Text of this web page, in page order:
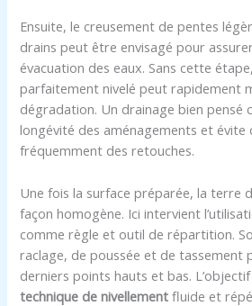
Ensuite, le creusement de pentes
drains peut être envisagé pour
évacuation des eaux. Sans cette
parfaitement nivelé peut rapidement
dégradation. Un drainage bien pensé
longévité des aménagements et évite
fréquemment des retouches.
Une fois la surface préparée, la terre
façon homogène. Ici intervient
comme règle et outil de répartition.
raclage, de poussée et de tassement
derniers points hauts et bas.
technique de nivellement fluide et